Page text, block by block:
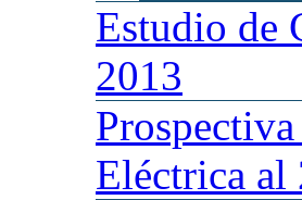
Estudio de
2013
Prospectiva
Eléctrica